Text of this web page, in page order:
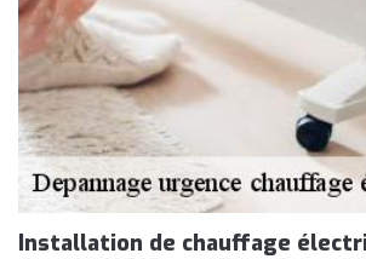
Installation de chauffage